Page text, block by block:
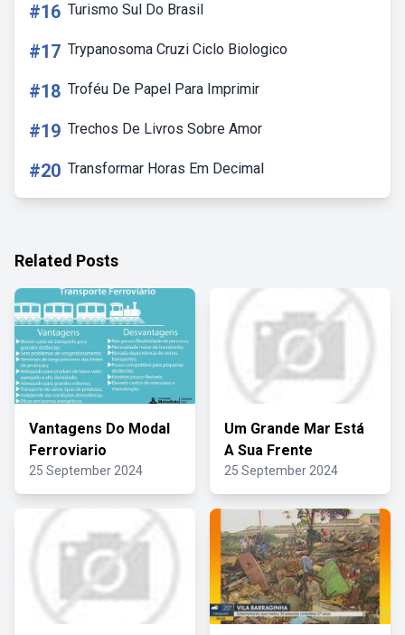
#16 Turismo Sul Do Brasil
#17 Trypanosoma Cruzi Ciclo Biologico
#18 Troféu De Papel Para Imprimir
#19 Trechos De Livros Sobre Amor
#20 Transformar Horas Em Decimal
Related Posts
Vantagens Do Modal
Ferroviario
25 September 2024
Um Grande Mar Está
A Sua Frente
25 September 2024